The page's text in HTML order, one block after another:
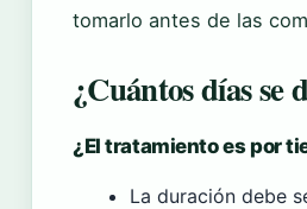
tomarlo antes de las
¿Cuántos días se
¿El tratamiento es por
La duración debe